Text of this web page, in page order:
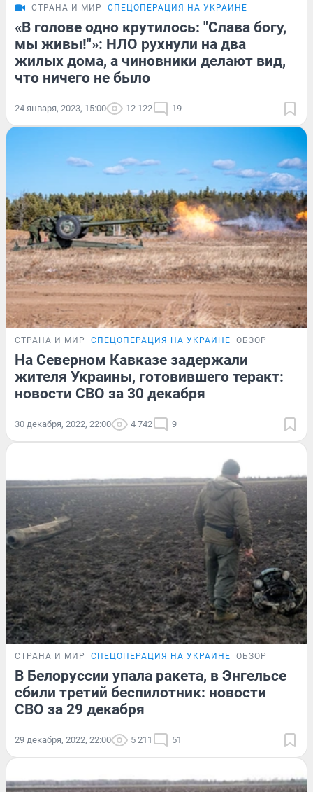
СТРАНА И МИР СПЕЦОПЕРАЦИЯ НА УКРАИНЕ
«В голове одно крутилось: "Слава богу,
мы живы!"»: НЛО рухнули на два
жилых дома, а чиновники делают вид,
что ничего не было
24 января, 2023, 15:00 12 122 19
СТРАНА И МИР СПЕЦОПЕРАЦИЯ НА УКРАИНЕ ОБЗОР
На Северном Кавказе задержали
жителя Украины, готовившего теракт:
новости СВО за 30 декабря
30 декабря, 2022, 22:00 4 742 9
СТРАНА И МИР СПЕЦОПЕРАЦИЯ НА УКРАИНЕ ОБЗОР
В Белоруссии упала ракета, в Энгельсе
сбили третий беспилотник: новости
СВО за 29 декабря
29 декабря, 2022, 22:00 5 211 51